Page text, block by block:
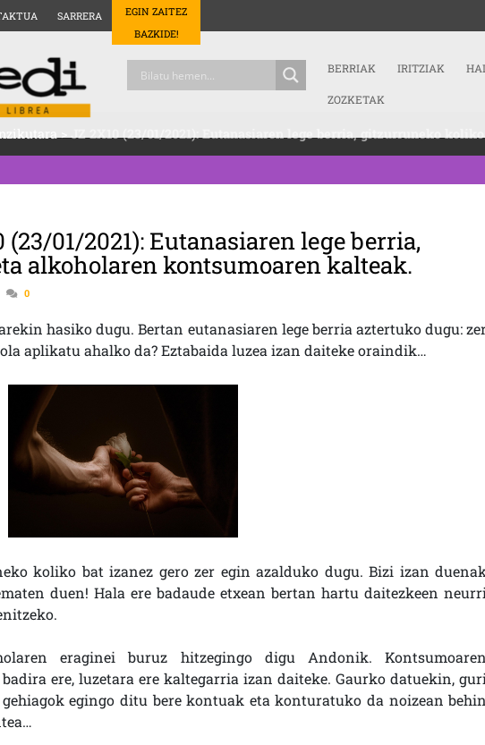
SARRERA
EGIN ZAITEZ
BAZKIDE!
BERRIAK IRITZIAK
ZOZKETAK
>JZ 2X10 (23/01/2021): Eutanasiaren lege berria, gitzurruneko
01/2021): Eutanasiaren lege berria,
alkoholaren kontsumoaren kalteak.
0
hasiko dugu. Bertan eutanasiaren lege berria aztertuko dugu:
aplikatu ahalko da? Eztabaida luzea izan daiteke oraindik…
koliko bat izanez gero zer egin azalduko dugu. Bizi izan
duen! Hala ere badaude etxean bertan hartu daitezkeen
eraginei buruz hitzegingo digu Andonik. Kontsumoaren
ere, luzetara ere kaltegarria izan daiteke. Gaurko datuekin,
egingo ditu bere kontuak eta konturatuko da noizean behin